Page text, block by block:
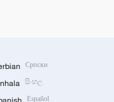
Српски
සිංහල
Español